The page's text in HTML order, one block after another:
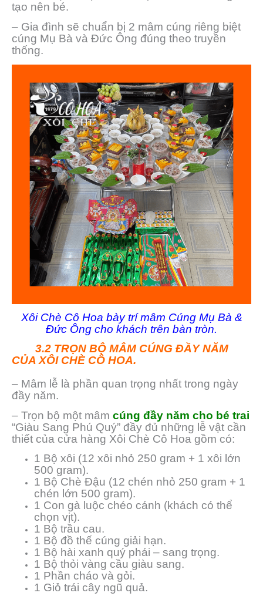
tạo nên bé.
– Gia đình sẽ chuẩn bị 2 mâm cúng riêng biệt
cúng Mụ Bà và Đức Ông đúng theo truyền
thống.
Xôi Chè Cô Hoa bày trí mâm Cúng Mụ Bà &
Đức Ông cho khách trên bàn tròn.
3.2 TRỌN BỘ MÂM CÚNG ĐẦY NĂM
CỦA XÔI CHÈ CÔ HOA.
– Mâm lễ là phần quan trọng nhất trong ngày
đầy năm.
– Trọn bộ một mâm cúng đầy năm cho bé trai
“Giàu Sang Phú Quý” đầy đủ những lễ vật cần
thiết của cửa hàng Xôi Chè Cô Hoa gồm có:
1 Bộ xôi (12 xôi nhỏ 250 gram + 1 xôi lớn
500 gram).
1 Bộ Chè Đậu (12 chén nhỏ 250 gram + 1
chén lớn 500 gram).
1 Con gà luộc chéo cánh (khách có thể
chọn vịt).
1 Bộ trầu cau.
1 Bộ đồ thế cúng giải hạn.
1 Bộ hài xanh quý phái – sang trọng.
1 Bộ thỏi vàng cầu giàu sang.
1 Phần cháo và gỏi.
1 Giỏ trái cây ngũ quả.